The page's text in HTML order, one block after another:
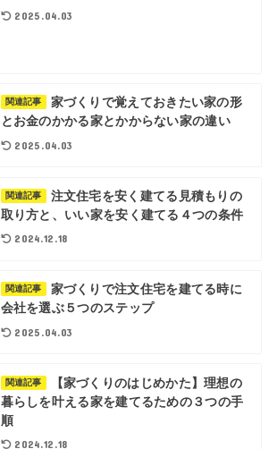
2025.04.03
関連記事
家づくりで覚えておきたい家の形
とお金のかかる家とかからない家の違い
2025.04.03
関連記事
注文住宅を安く建てる見積もりの
取り方と、いい家を安く建てる４つの条件
2024.12.18
関連記事
家づくりで注文住宅を建てる時に
会社を選ぶ５つのステップ
2025.04.03
関連記事
【家づくりのはじめかた】理想の
暮らしを叶える家を建てるための３つの手
順
2024.12.18